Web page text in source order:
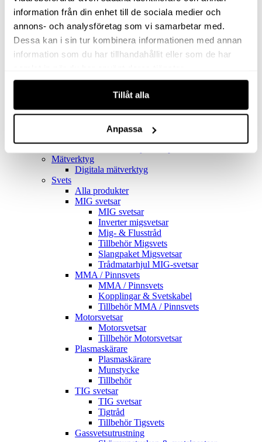
information från din enhet till de sociala medier och
annons- och analysföretag som vi samarbetar med.
Dessa kan i sin tur kombinera informationen med annan
information som du har tillhandahållit eller som de har
Tillåt alla
Anpassa
Golv- & Kombinationsmunstycke
Munstycke
Motor
Reservdelar dammsugare
Rör & handtag
Uppsamlingspåsar
Alla produkter
Mätverktyg
Digitala mätverktyg
Svets
Alla produkter
MIG svetsar
MIG svetsar
Inverter migsvetsar
Mig- & Flusstråd
Tillbehör Migsvets
Slangpaket Migsvetsar
Trådmatarhjul MIG-svetsar
MMA / Pinnsvets
MMA / Pinnsvets
Kopplingar & Svetskabel
Tillbehör MMA / Pinnsvets
Motorsvetsar
Motorsvetsar
Tillbehör Motorsvetsar
Plasmaskärare
Plasmaskärare
Munstycke
Tillbehör
TIG svetsar
TIG svetsar
Tigtråd
Tillbehör Tigsvets
Gassvetsutrustning